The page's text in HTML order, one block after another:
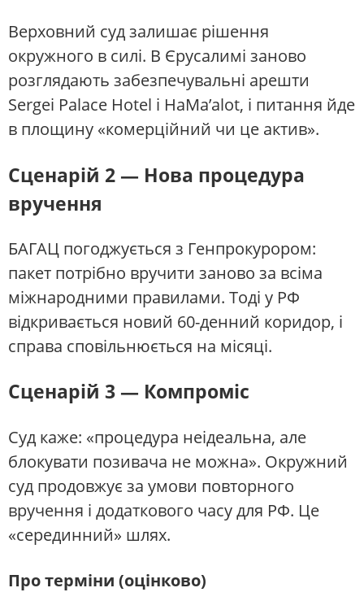
Верховний суд залишає рішення
окружного в силі. В Єрусалимі заново
розглядають забезпечувальні арешти
Sergei Palace Hotel і HaMa’alot, і питання йде
в площину «комерційний чи це актив».
Сценарій 2 — Нова процедура
вручення
БАГАЦ погоджується з Генпрокурором:
пакет потрібно вручити заново за всіма
міжнародними правилами. Тоді у РФ
відкривається новий 60-денний коридор, і
справа сповільнюється на місяці.
Сценарій 3 — Компроміс
Суд каже: «процедура неідеальна, але
блокувати позивача не можна». Окружний
суд продовжує за умови повторного
вручення і додаткового часу для РФ. Це
«серединний» шлях.
Про терміни (оцінково)